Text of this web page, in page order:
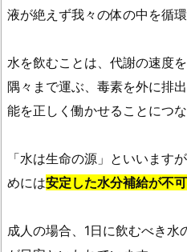
液が絶えず我々の体の中を循環
水を飲むことは、代謝の速度
隅々まで運ぶ、毒素を外に排
能を正しく働かせることにつな
「水は生命の源」といいます
めには安定した水分補給が不
成人の場合、1日に飲むべき水